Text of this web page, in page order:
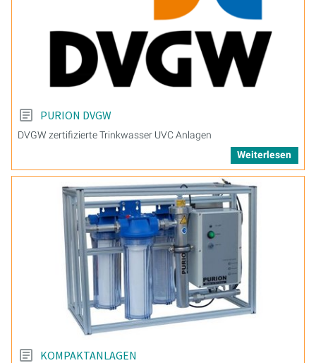
PURION DVGW
DVGW zertifizierte Trinkwasser UVC Anlagen
Weiterlesen
KOMPAKTANLAGEN